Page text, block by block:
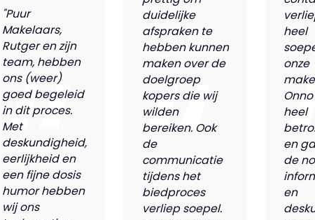
"Puur
Makelaars,
Rutger en zijn
team, hebben
ons (weer)
goed begeleid
in dit proces.
Met
deskundigheid,
eerlijkheid en
een fijne dosis
humor hebben
wij ons
duidelijke
afspraken te
hebben kunnen
maken over de
doelgroep
kopers die wij
wilden
bereiken. Ook
de
communicatie
tijdens het
biedproces
verliep soepel.
heel
onze
heel
en
de
en